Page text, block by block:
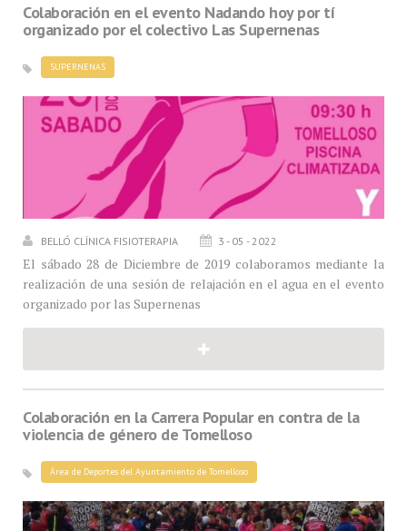
Colaboración en el evento Nadando hoy por tí
organizado por el colectivo Las Supernenas
SUPERNENAS
BELLÓ CLÍNICA FISIOTERAPIA 3 - 05 - 2022
El sábado 28 de Diciembre de 2019 colaboramos mediante la
realización de una sesión de relajación en el agua en el evento
organizado por las Supernenas
Colaboración en la Carrera Popular en contra de la
violencia de género de Tomelloso
Área de Deportes del Ayuntamiento de Tomelloso